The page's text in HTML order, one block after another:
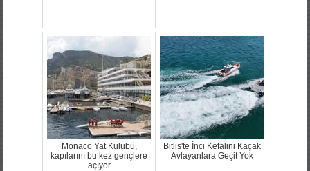
Monaco Yat Kulübü,
kapılarını bu kez gençlere
açıyor
Bitlis'te İnci Kefalini Kaçak
Avlayanlara Geçit Yok